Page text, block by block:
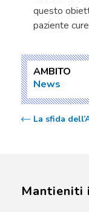
questo
paziente
AMBITO
News
La sfida
Mantieniti